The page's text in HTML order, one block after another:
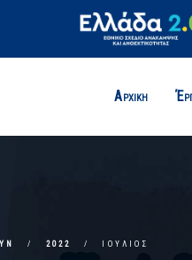
Αρχική
2022 ΙΟΎΛΙΟΣ